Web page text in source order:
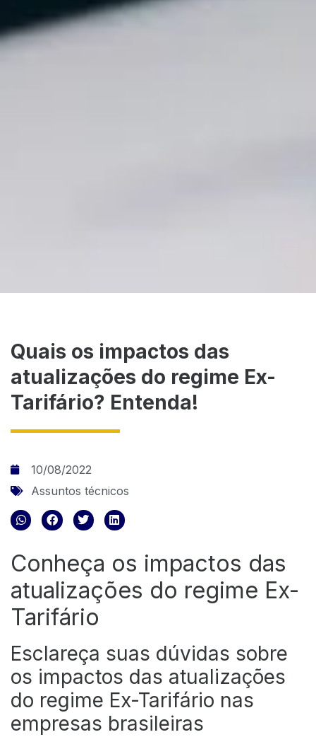
Quais os impactos das
atualizações do regime Ex-
Tarifário? Entenda!
10/08/2022
Assuntos técnicos
Conheça os impactos das
atualizações do regime Ex-
Tarifário
Esclareça suas dúvidas sobre
os impactos das atualizações
do regime Ex-Tarifário nas
empresas brasileiras